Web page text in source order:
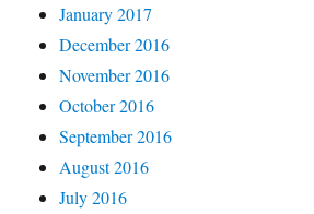
January 2017
December 2016
November 2016
October 2016
September 2016
August 2016
July 2016